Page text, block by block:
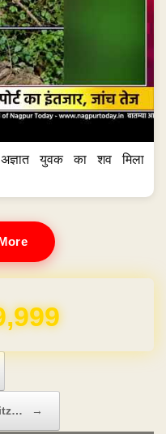
युवक का शव मिला
for 1 Year
→